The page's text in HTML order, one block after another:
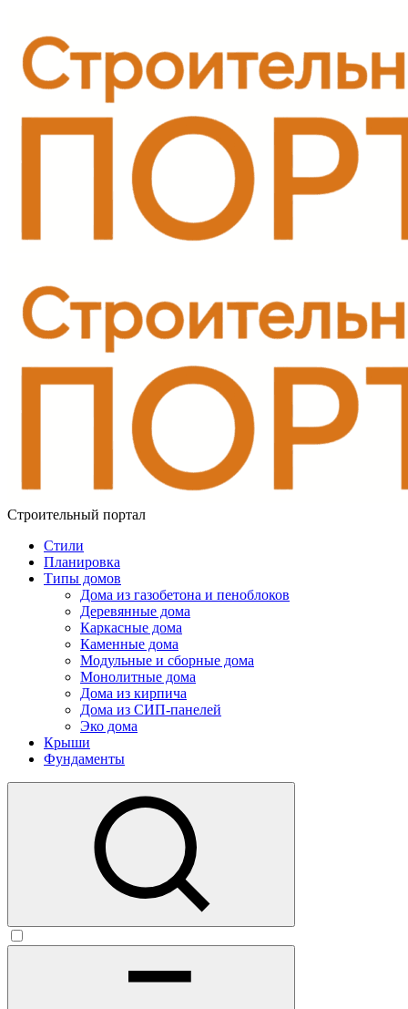
Строительный портал
Стили
Планировка
Типы домов
Дома из газобетона и пеноблоков
Деревянные дома
Каркасные дома
Каменные дома
Модульные и сборные дома
Монолитные дома
Дома из кирпича
Дома из СИП-панелей
Эко дома
Крыши
Фундаменты